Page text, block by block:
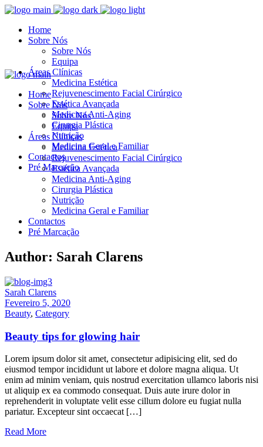
Home
Sobre Nós
Sobre Nós
Equipa
Áreas Clínicas
Medicina Estética
Rejuvenescimento Facial Cirúrgico
Estética Avançada
Medicina Anti-Aging
Cirurgia Plástica
Nutrição
Medicina Geral e Familiar
Contactos
Pré Marcação
Home
Sobre Nós
Sobre Nós
Equipa
Áreas Clínicas
Medicina Estética
Rejuvenescimento Facial Cirúrgico
Estética Avançada
Medicina Anti-Aging
Cirurgia Plástica
Nutrição
Medicina Geral e Familiar
Contactos
Pré Marcação
Author: Sarah Clarens
Sarah Clarens
Fevereiro 5, 2020
Beauty, Category
Beauty tips for glowing hair
Lorem ipsum dolor sit amet, consectetur adipisicing elit, sed do
eiusmod tempor incididunt ut labore et dolore magna aliqua. Ut
enim ad minim veniam, quis nostrud exercitation ullamco laboris nisi
ut aliquip ex ea commodo consequat. Duis aute irure dolor in
reprehenderit in voluptate velit esse cillum dolore eu fugiat nulla
pariatur. Excepteur sint occaecat […]
Read More